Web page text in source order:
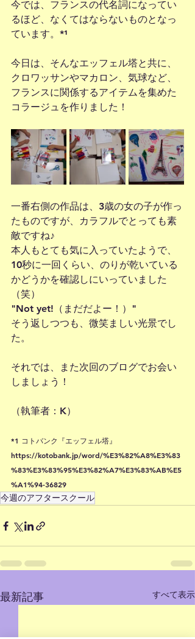
今では、フランスの代名詞になってい
るほど、なくてはならないものとなっ
ています。*¹
今日は、そんなエッフェル塔と共に、
クロワッサンやマカロン、気球など、
フランスに関係するアイテムを集めた
コラージュを作りました！
一番右側の作品は、3歳の女の子が作っ
たものですが、カラフルでとっても素
敵ですね♪
本人もとても気に入っていたようで、
10秒に一回くらい、のりが乾いている
かどうかを確認しにいっていました
（笑）
"Not yet!（まだだよー！）"
そう返しつつも、微笑ましい光景でし
た。
それでは、また次回のブログでお会い
しましょう！
（執筆者：K）
*1 コトバンク『エッフェル塔』
https://kotobank.jp/word/%E3%82%A8%E3%83
%83%E3%83%95%E3%82%A7%E3%83%AB%E5
%A1%94-36829
今週のアフタースクール
最新記事 すべて表示